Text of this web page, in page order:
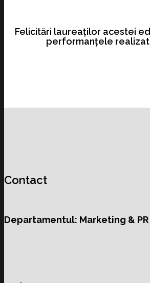
Felicitări laureaților acestei
performanțele
Contact
Departamentul: Marketing & PR